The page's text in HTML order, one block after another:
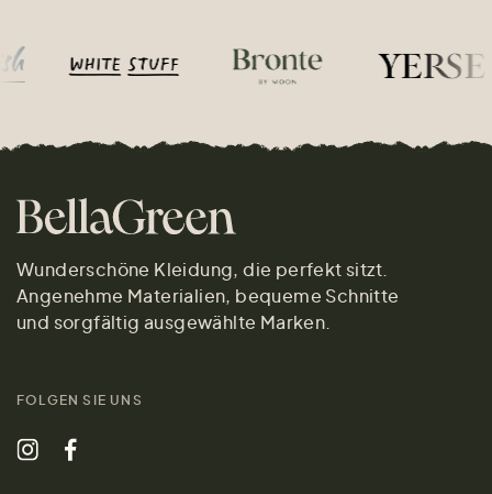
Wunderschöne Kleidung, die perfekt sitzt.
Angenehme Materialien, bequeme Schnitte
und sorgfältig ausgewählte Marken.
FOLGEN SIE UNS